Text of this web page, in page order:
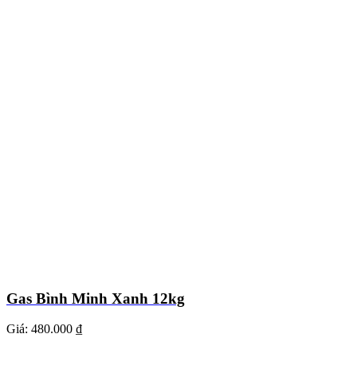
Gas Bình Minh Xanh 12kg
Giá: 480.000 ₫